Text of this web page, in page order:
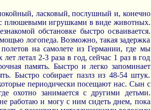
ласковый, послушный и, конечно
плюшевыми игрушками в виде животных.
обстановке быстро осваивается.
логопеда. Возможно, такая задержка
на самолете из Германии, где мы
летал 2-3 раза в год, сейчас 1 раз в год
память. Быстро и легко запоминает
Быстро собирает пазлз из 48-54 штук.
периодически посещают нас. Сын с
охотно занимается с другими детьми.
работаю и могу с ним сидеть днем, пока